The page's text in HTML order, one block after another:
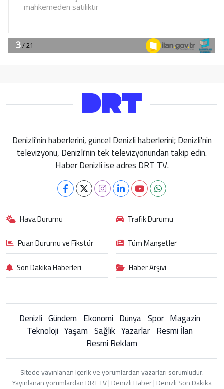
Denizli'nin haberlerini, güncel Denizli haberlerini; Denizli'nin
televizyonu, Denizli'nin tek televizyonundan takip edin.
Haber Denizli ise adres DRT TV.
Hava Durumu
Trafik Durumu
Puan Durumu ve Fikstür
Tüm Manşetler
Son Dakika Haberleri
Haber Arşivi
Denizli Gündem Ekonomi Dünya Spor Magazin
Teknoloji Yaşam Sağlık Yazarlar Resmi İlan
Resmi Reklam
Sitede yayınlanan içerik ve yorumlardan yazarları sorumludur.
Yayınlanan yorumlardan DRT TV | Denizli Haber | Denizli Son Dakika